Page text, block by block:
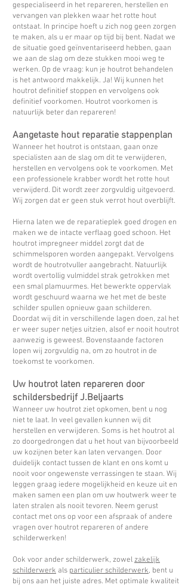
gespecialiseerd in het repareren, herstellen en
vervangen van plekken waar het rotte hout
ontstaat. In principe hoeft u zich nog geen zorgen
te maken, als u er maar op tijd bij bent. Nadat we
de situatie goed geïnventariseerd hebben, gaan
we aan de slag om deze stukken mooi weg te
werken. Op de vraag: kun je houtrot behandelen
is het antwoord makkelijk. Ja! Wij kunnen het
houtrot definitief stoppen en vervolgens ook
definitief voorkomen. Houtrot voorkomen is
natuurlijk beter dan repareren!
Aangetaste hout reparatie stappenplan
Wanneer het houtrot is ontstaan, gaan onze
specialisten aan de slag om dit te verwijderen,
herstellen en vervolgens ook te voorkomen. Met
een professionele krabber wordt het rotte hout
verwijderd. Dit wordt zeer zorgvuldig uitgevoerd.
Wij zorgen dat er geen stuk verrot hout overblijft.
Hierna laten we de reparatieplek goed drogen en
maken we de intacte verflaag goed schoon. Het
houtrot impregneer middel zorgt dat de
schimmelsporen worden aangepakt. Vervolgens
wordt de houtrotvuller aangebracht. Natuurlijk
wordt overtollig vulmiddel strak getrokken met
een smal plamuurmes. Het bewerkte oppervlak
wordt geschuurd waarna we het met de beste
schilder spullen opnieuw gaan schilderen.
Doordat wij dit in verschillende lagen doen, zal het
er weer super netjes uitzien, alsof er nooit houtrot
aanwezig is geweest. Bovenstaande factoren
lopen wij zorgvuldig na, om zo houtrot in de
toekomst te voorkomen.
Uw houtrot laten repareren door
schildersbedrijf J.Beljaarts
Wanneer uw houtrot ziet opkomen, bent u nog
niet te laat. In veel gevallen kunnen wij dit
herstellen en verwijderen. Soms is het houtrot al
zo doorgedrongen dat u het hout van bijvoorbeeld
uw kozijnen beter kan laten vervangen. Door
duidelijk contact tussen de klant en ons komt u
nooit voor ongewenste verrassingen te staan. Wij
leggen graag iedere mogelijkheid en keuze uit en
maken samen een plan om uw houtwerk weer te
laten stralen als nooit tevoren. Neem gerust
contact met ons op voor een afspraak of andere
vragen over houtrot repareren of andere
schilderwerken!
Ook voor ander schilderwerk, zowelzakelijk
schilderwerk als particulier schilderwerk, bent u
bij ons aan het juiste adres. Met optimale kwaliteit